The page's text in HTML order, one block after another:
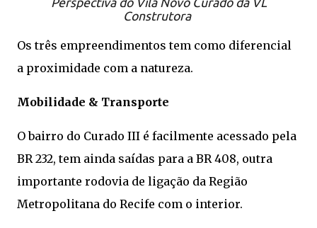
Construtora
Os três empreendimentos tem como diferencial
a proximidade com a natureza.
Mobilidade & Transporte
O bairro do Curado III é facilmente acessado pela
BR 232, tem ainda saídas para a BR 408, outra
importante rodovia de ligação da Região
Metropolitana do Recife com o interior.